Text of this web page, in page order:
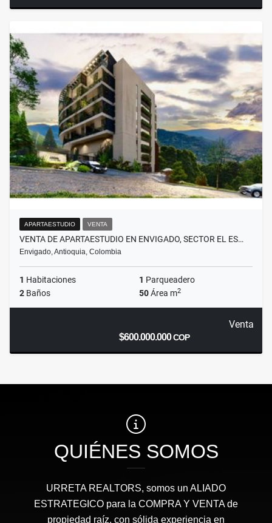
APARTAESTUDIO VENTA
VENTA DE APARTAESTUDIO EN ENVIGADO, SECTOR EL ES…
Envigado, Antioquia, Colombia
1 Habitaciones 1 Parqueadero
2 Baños 50Área m2
Venta
$600.000.000COP
QUIÉNES SOMOS
URRETA REALTORS, somos un ALIADO
ESTRATEGICO para la COMPRA Y VENTA de
propiedad raíz, con sólida experiencia en